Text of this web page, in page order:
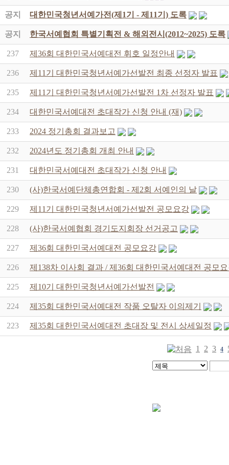
공지 대한민국청년서예가전(제1기 - 제11기) 도록
공지 한국서예협회 특별기획전 & 해외전시(2012~2025) 도록
237 제36회 대한민국서예대전 휘호 일정안내
236 제11기 대한민국청년서예가선발전 최종 선정자 발표
235 제11기 대한민국청년서예가선발전 1차 선정자 발표
234 대한민국서예대전 초대작가 신청 안내 (재)
233 2024 정기총회 결과보고
232 2024년도 정기총회 개최 안내
231 대한민국서예대전 초대작가 신청 안내
230 (사)한국서예단체총연합회 - 제2회 서예인의 날
229 제11기 대한민국청년서예가선발전 공모요강
228 (사)한국서예협회 경기도지회장 선거공고
227 제36회 대한민국서예대전 공모요강
226 제138차 이사회 결과 / 제36회 대한민국서예대전 공모
225 제10기 대한민국청년서예가선발전
224 제35회 대한민국서예대전 작품 오탈자 이의제기
223 제35회 대한민국서예대전 초대장 및 전시 상세일정
1 2 3 4